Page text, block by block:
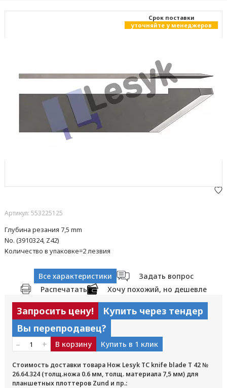
Cрок поставки
уточняйте у менеджеров
Артикул: 553225125
Глубина резания 7,5 mm
No. (3910324, Z42)
Количество в упаковке=2 лезвия
Все характеристики
Задать вопрос
Распечатать
Хочу похожий, но дешевле
Запросить цену!
Купить через тендер
Вы перепродавец?
– + В корзину Купить в 1 клик
Стоимость доставки товара Нож Lesyk TC knife blade T 42 №
26.64.324 (толщ.ножа 0.6 мм, толщ. материала 7,5 мм) для
планшетных плоттеров Zund и пр.: